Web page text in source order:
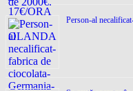
Person-al